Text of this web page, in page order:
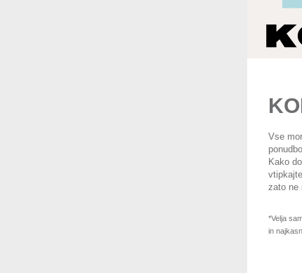
Vse
Kako
zato ne
*Velja
in